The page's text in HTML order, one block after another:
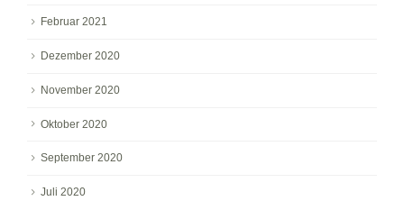
Februar 2021
Dezember 2020
November 2020
Oktober 2020
September 2020
Juli 2020